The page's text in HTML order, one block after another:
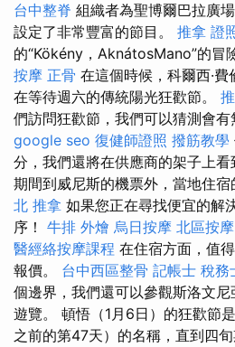
台中整脊 組織者為聖博爾巴拉廣
設定了非常豐富的節目。 推拿 證
的“Kökény，AknátosMano”的冒
按摩 正骨 在這個時候，科爾西·
在等待週六的傳統陽光狂歡節。
們訪問狂歡節，我們可以猜測會有
google seo 復健師證照 撥筋教學
分，我們還將在供應商的架子上
期間到威尼斯的機票外，當地住宿
北 推拿 如果您正在尋找便宜的解
序！ 牛排 外燴 烏日按摩 北區按摩
醫經絡按摩課程 在住宿方面，值
報價。 台中西區整骨 記帳士 稅務
個邊界，我們還可以參觀斯洛文
遊覽。 頓悟（1月6日）的狂歡節
之前的第47天）的名稱，直到四旬